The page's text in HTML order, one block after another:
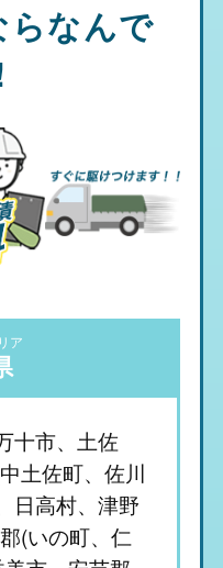
らなんで
ア
十市、土佐
土佐町、佐川
日高村、津野
(いの町、仁